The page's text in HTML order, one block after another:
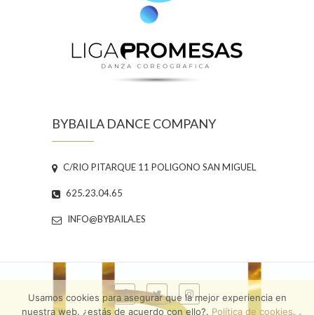
BYBAILA DANCE COMPANY
C/RIO PITARQUE 11 POLIGONO SAN MIGUEL
625.23.04.65
INFO@BYBAILA.ES
Usamos cookies para asegurar que la mejor experiencia en
nuestra web. ¿estás de acuerdo con ello?. Política de cookies